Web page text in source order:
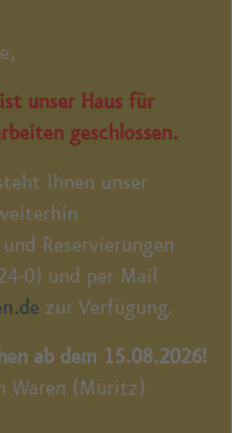
unser Haus für
geschlossen.
Ihnen unser
Reservierungen
0) und per Mail
zur Verfügung.
ab dem 15.08.2026!
Waren (Müritz)